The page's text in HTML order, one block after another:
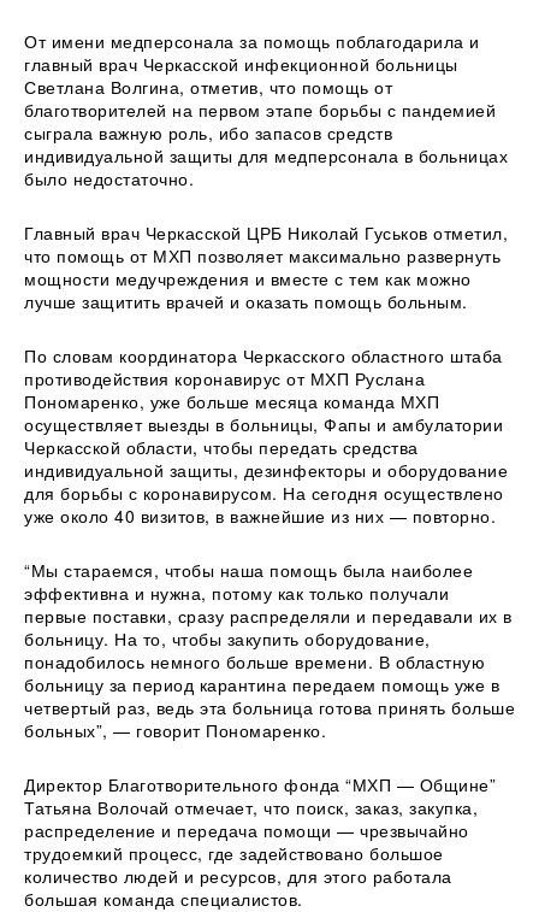
От имени медперсонала за помощь поблагодарила и
главный врач Черкасской инфекционной больницы
Светлана Волгина, отметив, что помощь от
благотворителей на первом этапе борьбы с пандемией
сыграла важную роль, ибо запасов средств
индивидуальной защиты для медперсонала в больницах
было недостаточно.
Главный врач Черкасской ЦРБ Николай Гуськов отметил,
что помощь от МХП позволяет максимально развернуть
мощности медучреждения и вместе с тем как можно
лучше защитить врачей и оказать помощь больным.
По словам координатора Черкасского областного штаба
противодействия коронавирус от МХП Руслана
Пономаренко, уже больше месяца команда МХП
осуществляет выезды в больницы, Фапы и амбулатории
Черкасской области, чтобы передать средства
индивидуальной защиты, дезинфекторы и оборудование
для борьбы с коронавирусом. На сегодня осуществлено
уже около 40 визитов, в важнейшие из них — повторно.
“Мы стараемся, чтобы наша помощь была наиболее
эффективна и нужна, потому как только получали
первые поставки, сразу распределяли и передавали их в
больницу. На то, чтобы закупить оборудование,
понадобилось немного больше времени. В областную
больницу за период карантина передаем помощь уже в
четвертый раз, ведь эта больница готова принять больше
больных”, — говорит Пономаренко.
Директор Благотворительного фонда “МХП — Общине”
Татьяна Волочай отмечает, что поиск, заказ, закупка,
распределение и передача помощи — чрезвычайно
трудоемкий процесс, где задействовано большое
количество людей и ресурсов, для этого работала
большая команда специалистов.